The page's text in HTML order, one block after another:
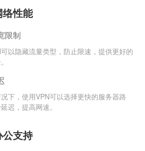
性能
限制
以隐藏流量类型，防止限速，提供更好的
下，使用VPN可以选择更快的服务器路
迟，提高网速。
支持